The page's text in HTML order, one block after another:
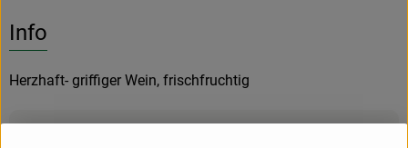
Info
Herzhaft- griffiger Wein, frischfruchtig